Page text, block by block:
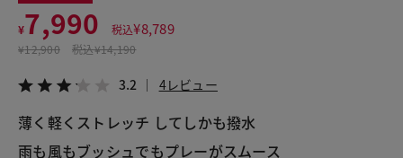
¥7,990 税込¥8,789
¥12,900 税込¥14,190
3.2 4レビュー
薄く軽くストレッチ してしかも撥水
雨も風もブッシュでもプレーがスムース